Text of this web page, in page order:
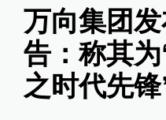
万向集团
告：称其
之时代先锋